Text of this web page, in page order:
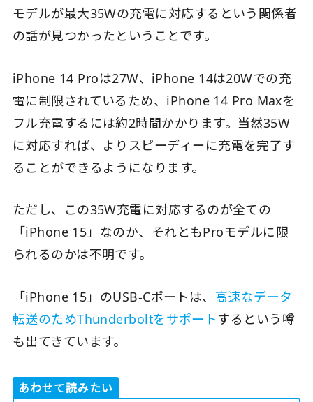
モデルが最大35Wの充電に対応するという関係者
の話が見つかったということです。
iPhone 14 Proは27W、iPhone 14は20Wでの充
電に制限されているため、iPhone 14 Pro Maxを
フル充電するには約2時間かかります。当然35W
に対応すれば、よりスピーディーに充電を完了す
ることができるようになります。
ただし、この35W充電に対応するのが全ての
「iPhone 15」なのか、それともProモデルに限
られるのかは不明です。
「iPhone 15」のUSB-Cポートは、 高速なデータ
転送のためThunderboltをサポートするという噂
も出てきています。
あわせて読みたい